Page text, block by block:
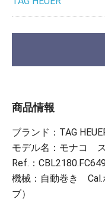
商品情報
ブランド：TAG
モデル名：モナコ
Ref.：
機械：自動巻き Cal.
ブ）